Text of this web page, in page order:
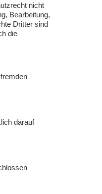
nicht
Bearbeitung,
Dritter sind
die
darauf